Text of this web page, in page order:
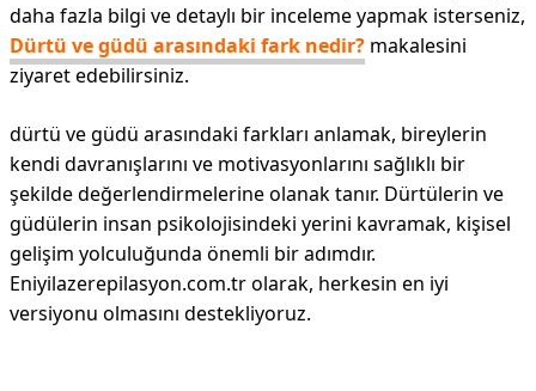
daha fazla bilgi ve detaylı bir inceleme yapmak isterseniz,
Dürtü ve güdü arasındaki fark nedir? makalesini
ziyaret edebilirsiniz.
dürtü ve güdü arasındaki farkları anlamak, bireylerin
kendi davranışlarını ve motivasyonlarını sağlıklı bir
şekilde değerlendirmelerine olanak tanır. Dürtülerin ve
güdülerin insan psikolojisindeki yerini kavramak, kişisel
gelişim yolculuğunda önemli bir adımdır.
Eniyilazerepilasyon.com.tr olarak, herkesin en iyi
versiyonu olmasını destekliyoruz.